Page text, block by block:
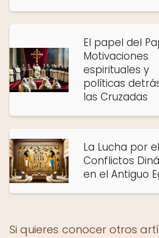
El papel del
Motivaciones
espirituales y
políticas
las Cruzadas
La Lucha por
Conflictos
en el Antiguo
Si quieres conocer otros